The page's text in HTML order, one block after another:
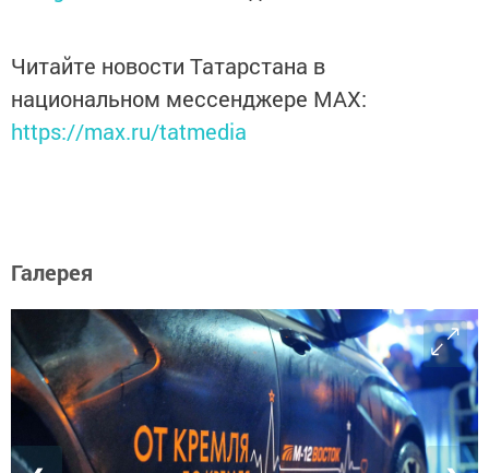
Читайте новости Татарстана в
национальном мессенджере MАХ:
https://max.ru/tatmedia
Галерея